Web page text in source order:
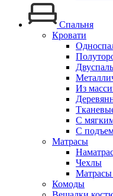
Спальня
Кровати
Из
С
С
Матрасы
Чехлы
Комоды